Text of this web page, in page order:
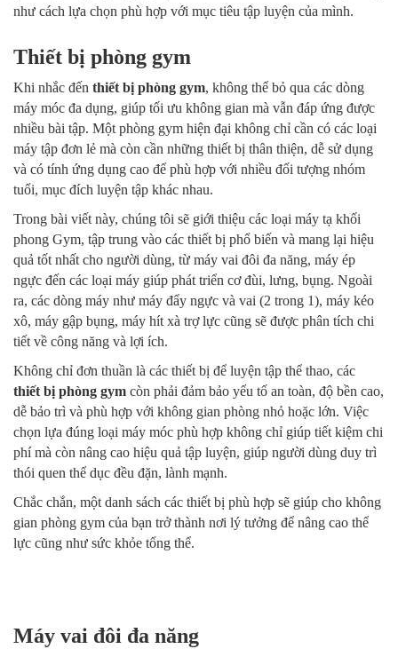
như cách lựa chọn phù hợp với mục tiêu tập luyện của mình.
Thiết bị phòng gym
Khi nhắc đến thiết bị phòng gym, không thể bỏ qua các dòng
máy móc đa dụng, giúp tối ưu không gian mà vẫn đáp ứng được
nhiều bài tập. Một phòng gym hiện đại không chỉ cần có các loại
máy tập đơn lẻ mà còn cần những thiết bị thân thiện, dễ sử dụng
và có tính ứng dụng cao để phù hợp với nhiều đối tượng nhóm
tuổi, mục đích luyện tập khác nhau.
Trong bài viết này, chúng tôi sẽ giới thiệu các loại máy tạ khối
phong Gym, tập trung vào các thiết bị phổ biến và mang lại hiệu
quả tốt nhất cho người dùng, từ máy vai đôi đa năng, máy ép
ngực đến các loại máy giúp phát triển cơ đùi, lưng, bụng. Ngoài
ra, các dòng máy như máy đẩy ngực và vai (2 trong 1), máy kéo
xô, máy gập bụng, máy hít xà trợ lực cũng sẽ được phân tích chi
tiết về công năng và lợi ích.
Không chỉ đơn thuần là các thiết bị để luyện tập thể thao, các
thiết bị phòng gym còn phải đảm bảo yếu tố an toàn, độ bền cao,
dễ bảo trì và phù hợp với không gian phòng nhỏ hoặc lớn. Việc
chọn lựa đúng loại máy móc phù hợp không chỉ giúp tiết kiệm chi
phí mà còn nâng cao hiệu quả tập luyện, giúp người dùng duy trì
thói quen thể dục đều đặn, lành mạnh.
Chắc chắn, một danh sách các thiết bị phù hợp sẽ giúp cho không
gian phòng gym của bạn trở thành nơi lý tưởng để nâng cao thể
lực cũng như sức khỏe tổng thể.
Máy vai đôi đa năng